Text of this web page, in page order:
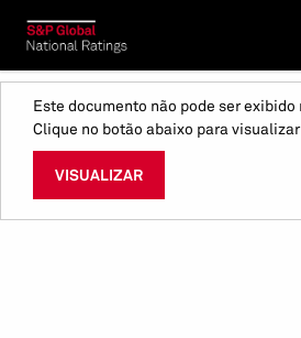
Este documento não pode ser exibido
Clique no botão abaixo para
VISUALIZAR